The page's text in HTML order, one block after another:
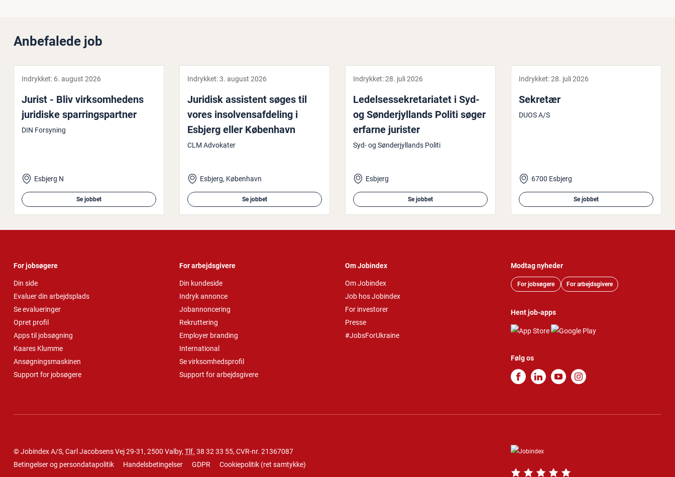
Anbefalede job
Indrykket: 6. august 2026
Jurist - Bliv virk­som­he­dens
juridiske spar­rings­part­ner
DIN Forsyning
Esbjerg N
Se jobbet
Indrykket:3. august 2026
Juridisk assistent søges til
vores in­sol­vens­af­de­ling i
Esbjerg eller København
CLM Advokater
Esbjerg, København
Se jobbet
Indrykket:28. juli 2026
Le­del­ses­se­kre­ta­ri­a­tet i Syd-
og Søn­derjyl­lands Politi søger
erfarne jurister
Syd- og Sønderjyllands Politi
Esbjerg
Se jobbet
Indrykket:28. juli 2026
Sekretær
DUOS A/S
6700 Esbjerg
Se jobbet
For jobsøgere
Din side
Evaluer din arbejdsplads
Se evalueringer
Opret profil
Apps til jobsøgning
Kaares Klumme
Ansøgningsmaskinen
Support for jobsøgere
For arbejdsgivere
Din kundeside
Indryk annonce
Jobannoncering
Rekruttering
Employer branding
International
Se virksomhedsprofil
Support for arbejdsgivere
Om Jobindex
Om Jobindex
Job hos Jobindex
For investorer
Presse
#JobsForUkraine
Modtag nyheder
For jobsøgere For arbejdsgivere
Hent job-apps
Følg os
© Jobindex A/S, Carl Jacobsens Vej 29-31, 2500 Valby, Tlf. 38 32 33 55, CVR-nr. 21367087
Betingelser og persondatapolitik
Handelsbetingelser GDPR Cookiepolitik (ret samtykke)